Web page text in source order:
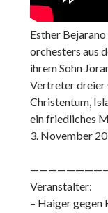
Esther
orchesters aus
ihrem Sohn
Vertreter dreier
Christentum,
ein friedliches
3. November
Veranstalter:
– Haiger gegen